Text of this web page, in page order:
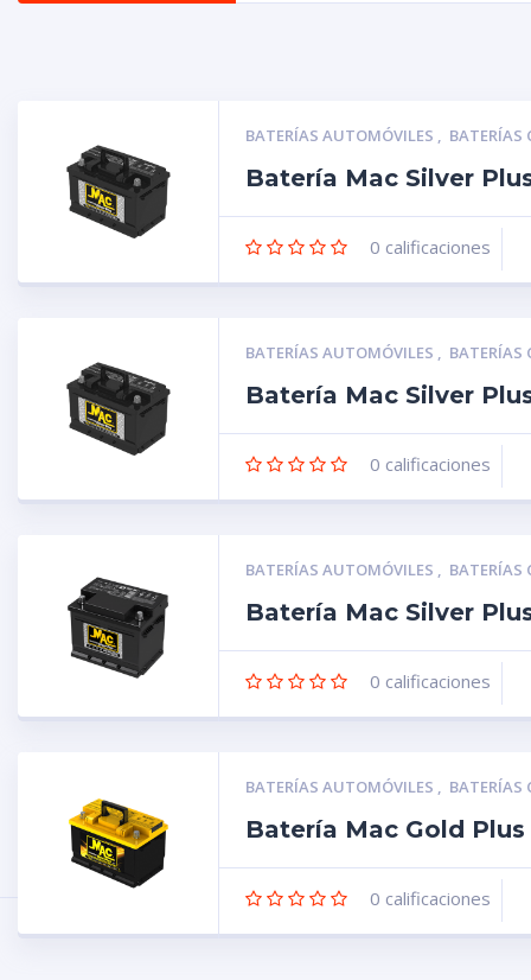
BATERÍAS AUTOMÓVILES , BATERÍAS
Batería Mac Silver
0 calificaciones
BATERÍAS AUTOMÓVILES , BATERÍAS
Batería Mac Silver
0 calificaciones
BATERÍAS AUTOMÓVILES , BATERÍAS
Batería Mac Silver
0 calificaciones
BATERÍAS AUTOMÓVILES , BATERÍAS
Batería Mac Gold
0 calificaciones